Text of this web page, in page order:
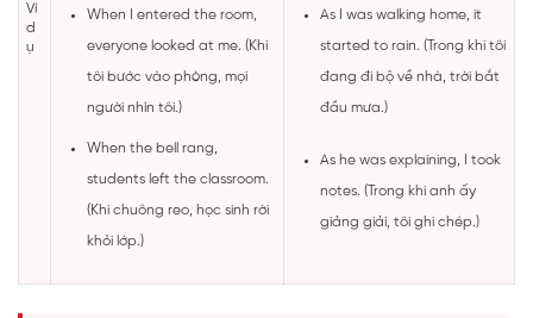
Ví
d
ụ
When I entered the room,
everyone looked at me. (Khi
tôi bước vào phòng, mọi
người nhìn tôi.)
When the bell rang,
students left the classroom.
(Khi chuông reo, học sinh rời
khỏi lớp.)
As I was walking home, it
started to rain. (Trong khi tôi
đang đi bộ về nhà, trời bắt
đầu mưa.)
As he was explaining, I took
notes. (Trong khi anh ấy
giảng giải, tôi ghi chép.)